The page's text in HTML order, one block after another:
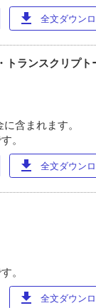
download 全文ダウン
トランスクリプト
含まれます。
。
download 全文ダウン
。
download 全文ダウン